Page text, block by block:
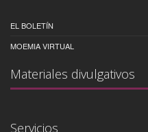
EL BOLETÍN
MOEMIA VIRTUAL
Materiales divulgativos
Servicios